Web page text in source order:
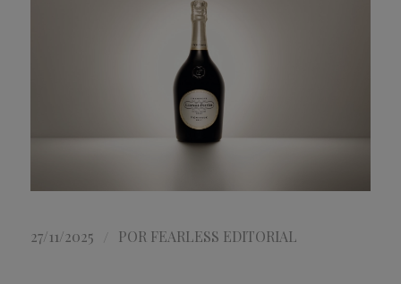
27/11/2025 POR FEARLESS EDITORIAL